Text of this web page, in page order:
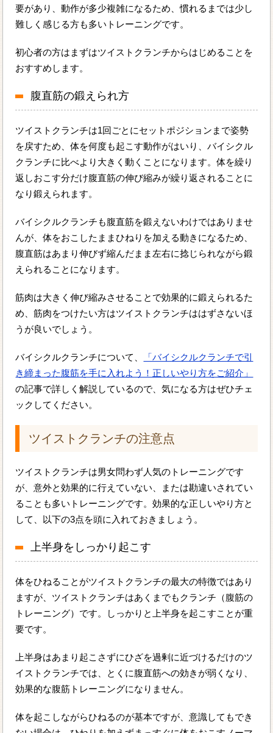
要があり、動作が多少複雑になるため、慣れるまでは少し
難しく感じる方も多いトレーニングです。
初心者の方はまずはツイストクランチからはじめることを
おすすめします。
腹直筋の鍛えられ方
ツイストクランチは1回ごとにセットポジションまで姿勢
を戻すため、体を何度も起こす動作がはいり、バイシクル
クランチに比べより大きく動くことになります。体を繰り
返しおこす分だけ腹直筋の伸び縮みが繰り返されることに
なり鍛えられます。
バイシクルクランチも腹直筋を鍛えないわけではありませ
んが、体をおこしたままひねりを加える動きになるため、
腹直筋はあまり伸びず縮んだまま左右に捻じられながら鍛
えられることになります。
筋肉は大きく伸び縮みさせることで効果的に鍛えられるた
め、筋肉をつけたい方はツイストクランチははずさないほ
うが良いでしょう。
バイシクルクランチについて、
「バイシクルクランチで引
き締まった腹筋を手に入れよう！正しいやり方をご紹介」
の記事で詳しく解説しているので、気になる方はぜひチェ
ックしてください。
ツイストクランチの注意点
ツイストクランチは男女問わず人気のトレーニングです
が、意外と効果的に行えていない、または勘違いされてい
ることも多いトレーニングです。効果的な正しいやり方と
して、以下の3点を頭に入れておきましょう。
上半身をしっかり起こす
体をひねることがツイストクランチの最大の特徴ではあり
ますが、ツイストクランチはあくまでもクランチ（腹筋の
トレーニング）です。しっかりと上半身を起こすことが重
要です。
上半身はあまり起こさずにひざを過剰に近づけるだけのツ
イストクランチでは、とくに腹直筋への効きが弱くなり、
効果的な腹筋トレーニングになりません。
体を起こしながらひねるのが基本ですが、意識してもでき